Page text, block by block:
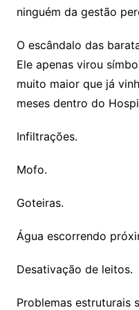
ninguém da gestão
O escândalo das
Ele apenas virou
muito maior que já
meses dentro do
Infiltrações.
Mofo.
Goteiras.
Água escorrendo
Desativação de leitos.
Problemas estruturais